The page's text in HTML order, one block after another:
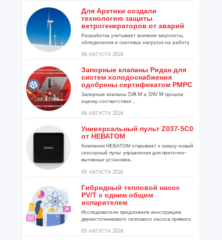
Для Арктики создали
технологию защиты
ветрогенераторов от аварий
Разработка учитывает влияние мерзлоты,
обледенения и снеговых нагрузок на работу
06 АВГУСТА 2026
Запорные клапаны Ридан для
систем холодоснабжения
одобрены сертификатом РМРС
Запорные клапаны SVA M и SNV M прошли
оценку соответствия ...
06 АВГУСТА 2026
Универсальный пульт Z037-5C0
от НЕВАТОМ
Компания НЕВАТОМ открывает к заказу новый
сенсорный пульт управления для приточно-
вытяжных установок...
05 АВГУСТА 2026
Гибридный тепловой насос
PV/T с одним общим
испарителем
Исследователи предложили конструкцию
двухисточникового теплового насоса прямого
05 АВГУСТА 2026